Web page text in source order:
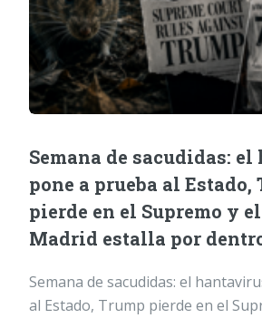
Semana de sacudidas:
pone a prueba al Estado,
pierde en el Supremo y
Madrid estalla por
Semana de sacudidas: el
al Estado, Trump pierde en el